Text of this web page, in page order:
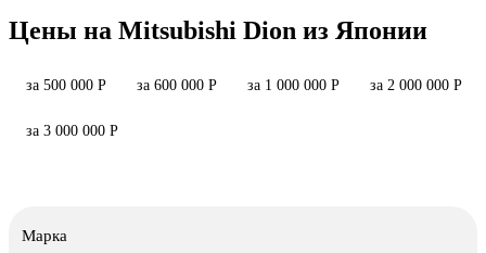
Цены на Mitsubishi Dion из Японии
за 500 000 Р за 600 000 Р за 1 000 000 Р за 2 000 000 Р
за 3 000 000 Р
Марка